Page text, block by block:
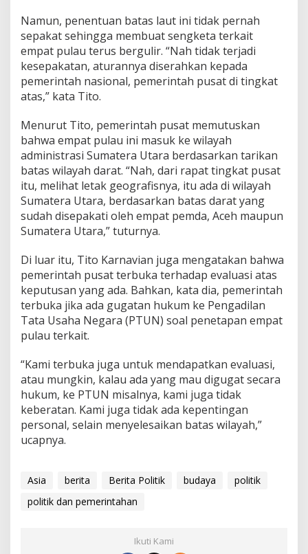
Namun, penentuan batas laut ini tidak pernah
sepakat sehingga membuat sengketa terkait
empat pulau terus bergulir. “Nah tidak terjadi
kesepakatan, aturannya diserahkan kepada
pemerintah nasional, pemerintah pusat di tingkat
atas,” kata Tito.
Menurut Tito, pemerintah pusat memutuskan
bahwa empat pulau ini masuk ke wilayah
administrasi Sumatera Utara berdasarkan tarikan
batas wilayah darat. “Nah, dari rapat tingkat pusat
itu, melihat letak geografisnya, itu ada di wilayah
Sumatera Utara, berdasarkan batas darat yang
sudah disepakati oleh empat pemda, Aceh maupun
Sumatera Utara,” tuturnya.
Di luar itu, Tito Karnavian juga mengatakan bahwa
pemerintah pusat terbuka terhadap evaluasi atas
keputusan yang ada. Bahkan, kata dia, pemerintah
terbuka jika ada gugatan hukum ke Pengadilan
Tata Usaha Negara (PTUN) soal penetapan empat
pulau terkait.
“Kami terbuka juga untuk mendapatkan evaluasi,
atau mungkin, kalau ada yang mau digugat secara
hukum, ke PTUN misalnya, kami juga tidak
keberatan. Kami juga tidak ada kepentingan
personal, selain menyelesaikan batas wilayah,”
ucapnya.
Asia berita Berita Politik budaya
politik
politik dan pemerintahan
Ikuti Kami